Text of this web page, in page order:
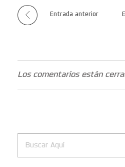
Entrada anterior
Los comentarios están